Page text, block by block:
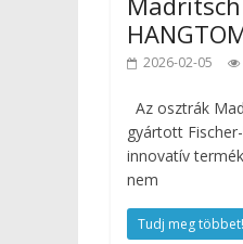
2026-02-05
Az osztrák
gyártott
innovatív
nem
Tudj meg többet!